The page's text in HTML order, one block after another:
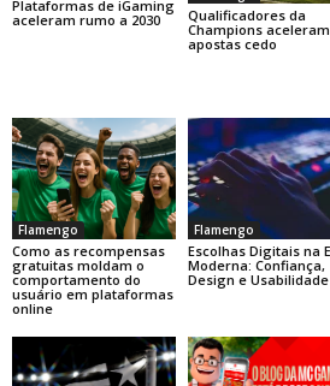
Plataformas de iGaming
aceleram rumo a 2030
Qualificadores da
Champions aceleram
apostas cedo
Flamengo
Como as recompensas
gratuitas moldam o
comportamento do
usuário em plataformas
online
Flamengo
Escolhas Digitais na
Moderna: Confiança,
Design e Usabilidade